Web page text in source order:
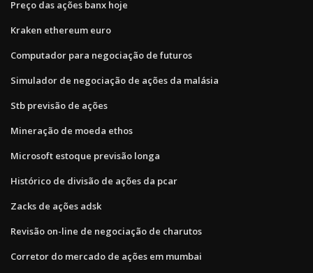
Preço das ações banx hoje
Kraken ethereum euro
Computador para negociação de futuros
Simulador de negociação de ações da malásia
Stb previsão de ações
Mineração de moeda ethos
Microsoft estoque previsão longa
Histórico de divisão de ações da pcar
Zacks de ações adsk
Revisão on-line de negociação de charutos
Corretor do mercado de ações em mumbai